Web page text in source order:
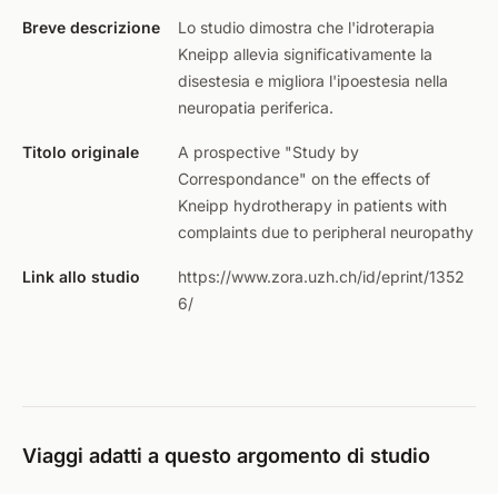
Breve descrizione
Lo studio dimostra che l'idroterapia
Kneipp allevia significativamente la
disestesia e migliora l'ipoestesia nella
neuropatia periferica.
Titolo originale
A prospective "Study by
Correspondance" on the effects of
Kneipp hydrotherapy in patients with
complaints due to peripheral neuropathy
Link allo studio
https://www.zora.uzh.ch/id/eprint/1352
6/
Viaggi adatti a questo argomento di studio